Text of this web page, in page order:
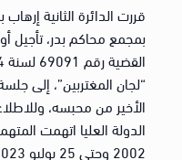
قررت الدائرة الثانية
الأخير من محبسه،
الدولة العليا اتهمت